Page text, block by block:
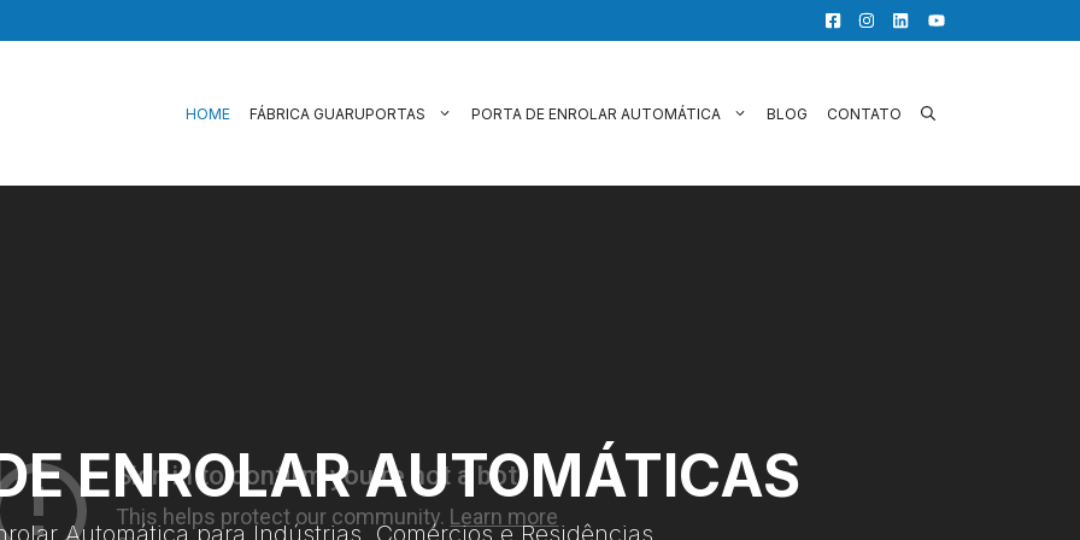
HOME FÁBRICA GUARUPORTAS PORTA DE ENROLAR AUTOMÁTICA BLOG CONTATO
ENROLAR AUTOMÁTICAS
Automática para Indústrias, Comércios e Residências.